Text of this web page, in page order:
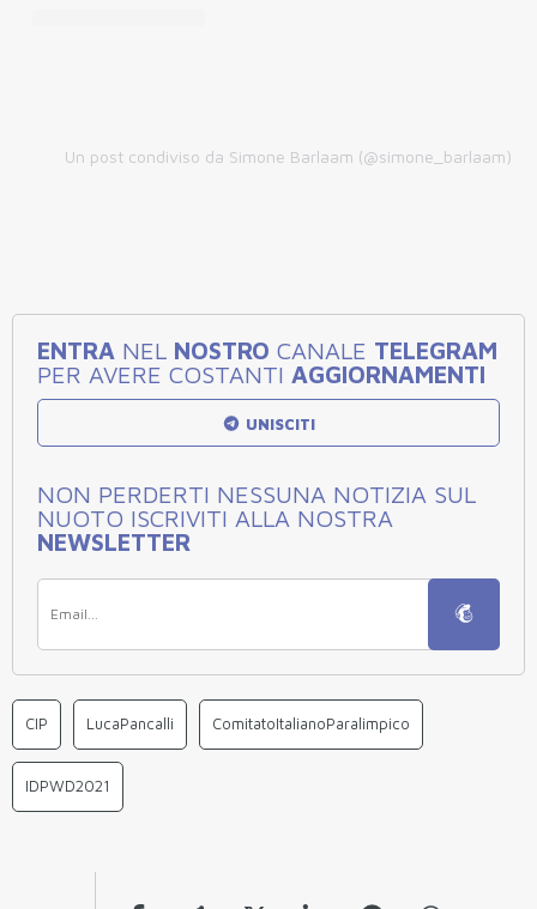
Un post condiviso da Simone Barlaam (@simone_barlaam)
ENTRA NEL NOSTRO CANALE TELEGRAM
PER AVERE COSTANTI AGGIORNAMENTI
UNISCITI
NON PERDERTI NESSUNA NOTIZIA SUL
NUOTO ISCRIVITI ALLA NOSTRA
NEWSLETTER
CIP LucaPancalli ComitatoItalianoParalimpico
IDPWD2021